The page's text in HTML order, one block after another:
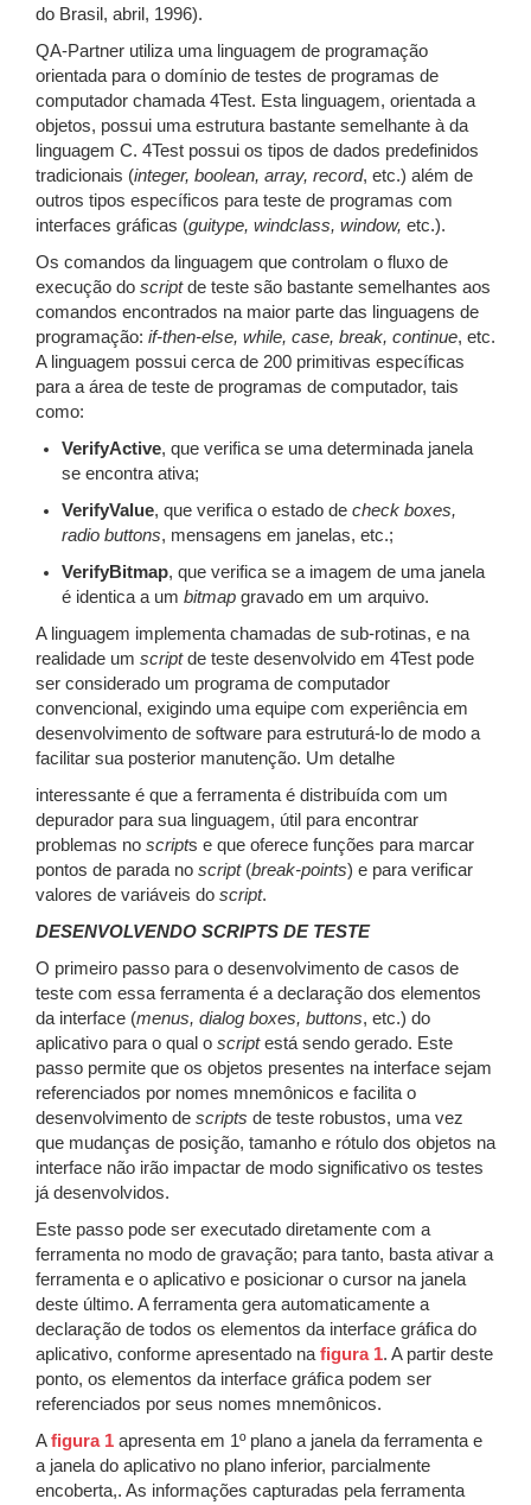
do Brasil, abril, 1996).
QA-Partner utiliza uma linguagem de programação
orientada para o domínio de testes de programas de
computador chamada 4Test. Esta linguagem, orientada a
objetos, possui uma estrutura bastante semelhante à da
linguagem C. 4Test possui os tipos de dados predefinidos
tradicionais (integer, boolean, array, record, etc.) além de
outros tipos específicos para teste de programas com
interfaces gráficas (guitype, windclass, window, etc.).
Os comandos da linguagem que controlam o fluxo de
execução do scriptde teste são bastante semelhantes aos
comandos encontrados na maior parte das linguagens de
programação: if-then-else, while, case, break, continue, etc.
A linguagem possui cerca de 200 primitivas específicas
para a área de teste de programas de computador, tais
como:
VerifyActive, que verifica se uma determinada janela
se encontra ativa;
VerifyValue, que verifica o estado decheck boxes,
radio buttons, mensagens em janelas, etc.;
VerifyBitmap, que verifica se a imagem de uma janela
é identica a umbitmap gravado em um arquivo.
A linguagem implementa chamadas de sub-rotinas, e na
realidade um scriptde teste desenvolvido em 4Test pode
ser considerado um programa de computador
convencional, exigindo uma equipe com experiência em
desenvolvimento de software para estruturá-lo de modo a
facilitar sua posterior manutenção. Um detalhe
interessante é que a ferramenta é distribuída com um
depurador para sua linguagem, útil para encontrar
problemas no scripts e que oferece funções para marcar
pontos de parada no script(break-points) e para verificar
valores de variáveis do script.
DESENVOLVENDO SCRIPTS DE TESTE
O primeiro passo para o desenvolvimento de casos de
teste com essa ferramenta é a declaração dos elementos
da interface (menus, dialog boxes, buttons, etc.) do
aplicativo para o qual o scriptestá sendo gerado. Este
passo permite que os objetos presentes na interface sejam
referenciados por nomes mnemônicos e facilita o
desenvolvimento de scripts de teste robustos, uma vez
que mudanças de posição, tamanho e rótulo dos objetos na
interface não irão impactar de modo significativo os testes
já desenvolvidos.
Este passo pode ser executado diretamente com a
ferramenta no modo de gravação; para tanto, basta ativar a
ferramenta e o aplicativo e posicionar o cursor na janela
deste último. A ferramenta gera automaticamente a
declaração de todos os elementos da interface gráfica do
aplicativo, conforme apresentado na figura 1. A partir deste
ponto, os elementos da interface gráfica podem ser
referenciados por seus nomes mnemônicos.
Afigura 1 apresenta em 1º plano a janela da ferramenta e
a janela do aplicativo no plano inferior, parcialmente
encoberta,. As informações capturadas pela ferramenta